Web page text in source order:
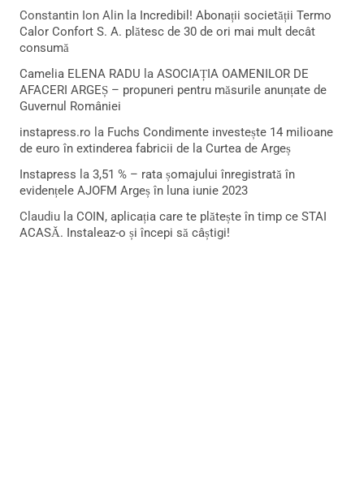
Constantin Ion Alin la Incredibil! Abonații societății Termo
Calor Confort S. A. plătesc de 30 de ori mai mult decât
consumă
Camelia ELENA RADU la ASOCIAȚIA OAMENILOR DE
AFACERI ARGEȘ – propuneri pentru măsurile anunțate de
Guvernul României
instapress.ro la Fuchs Condimente investește 14 milioane
de euro în extinderea fabricii de la Curtea de Argeș
Instapress la 3,51 % – rata șomajului înregistrată în
evidențele AJOFM Argeș în luna iunie 2023
Claudiu la COIN, aplicația care te plătește în timp ce STAI
ACASĂ. Instaleaz-o și începi să câștigi!